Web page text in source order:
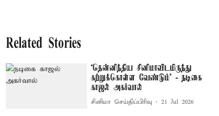
Related Stories
‘தென்னிந்திய சினிமாவிடமிருந்து
கற்றுக்கொள்ள வேண்டும்’ - நடிகை
காஜல் அகர்வால்
சினிமா செய்திப்பிரிவு 21 Jul 2026